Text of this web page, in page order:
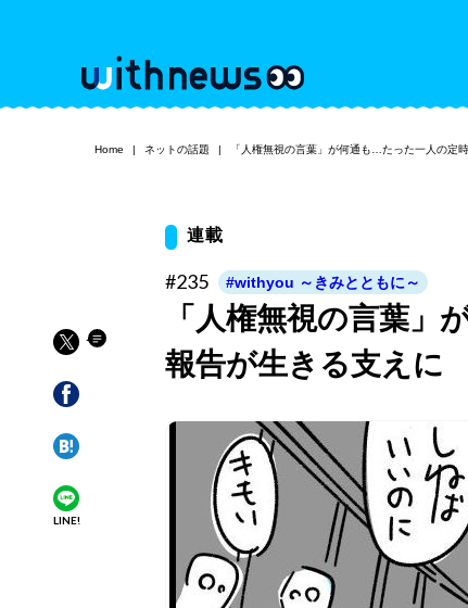
Home ネットの話題 「人権無視の言葉」が何通も…たった一人の定
LINE!
連載
#235 #withyou ～きみとともに～
「人権無視の言葉
報告が生きる支えに